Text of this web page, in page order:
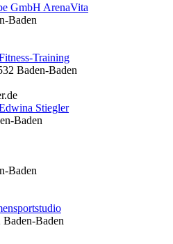
GmbH ArenaVita
Baden
Training
Baden-Baden
Stiegler
Baden
Baden
Baden-Baden